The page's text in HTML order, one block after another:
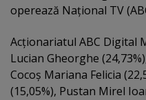
operează Naţional TV
Acţionariatul ABC Digital
Lucian Gheorghe
Cocoş Mariana Felicia
(15,05%), Pustan Mirel